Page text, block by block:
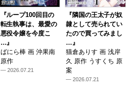
『ループ100回目の
転生執事は、最愛の
悪役令嬢を今度こ
…』
ばにら棒 画 沖果南
原作
— 2026.07.21
『隣国の王太子が奴
隷として売られてい
たので買ってみまし
…』
猫倉ありす 画 浅岸
久 原作 うすくち 原
案
— 2026.07.21